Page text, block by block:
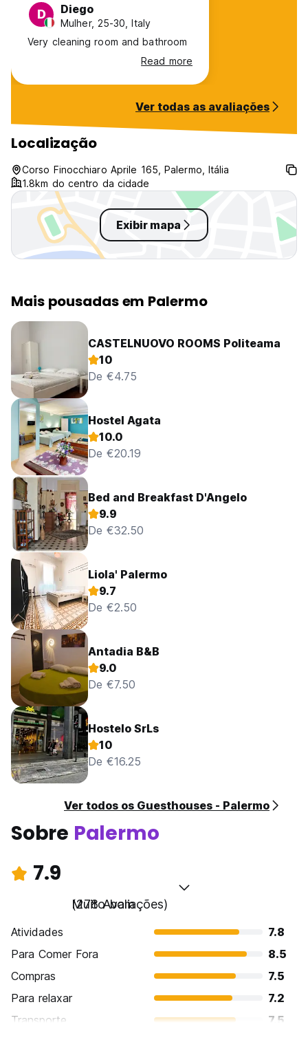
D Diego
Mulher, 25-30, Italy
Very cleaning room and bathroom
Read more
Ver todas as avaliações
Localização
Corso Finocchiaro Aprile 165, Palermo, Itália
1.8km do centro da cidade
Exibir mapa
Mais pousadas em Palermo
CASTELNUOVO ROOMS Politeama
10
De €4.75
Hostel Agata
10.0
De €20.19
Bed and Breakfast D'Angelo
9.9
De €32.50
Liola' Palermo
9.7
De €2.50
Antadia B&B
9.0
De €7.50
Hostelo SrLs
10
De €16.25
Ver todos os Guesthouses - Palermo
Sobre Palermo
7.9
Muito bom
(278 Avaliações)
Atividades
7.8
Para Comer Fora
8.5
Compras
7.5
Para relaxar
7.2
Transporte
7.5